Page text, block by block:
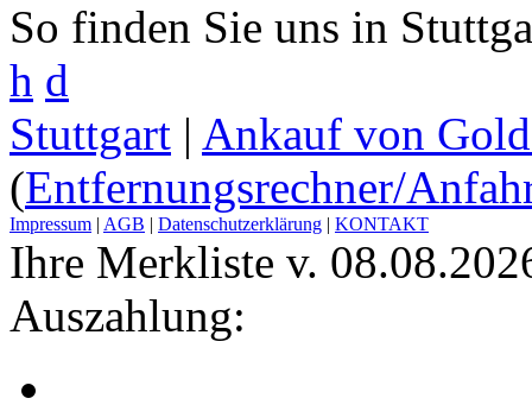
So finden Sie uns in
h d
Stuttgart | Ankauf von
(Entfernungsrechner/
Impressum | AGB | Datenschutzerklärung | KONTAKT
Ihre Merkliste v.
Auszahlung: